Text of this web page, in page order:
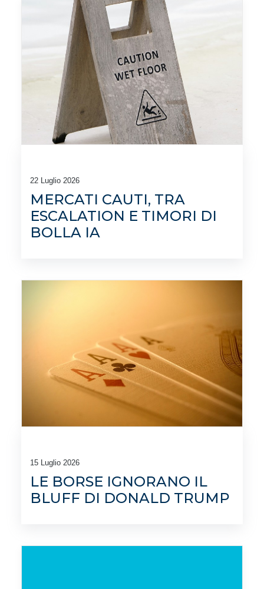
22 Luglio 2026
MERCATI CAUTI, TRA
ESCALATION E TIMORI DI
BOLLA IA
15 Luglio 2026
LE BORSE IGNORANO IL
BLUFF DI DONALD TRUMP